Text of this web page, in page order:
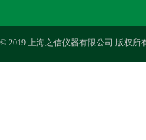
© 2019 上海之信仪器有限公司 版权所